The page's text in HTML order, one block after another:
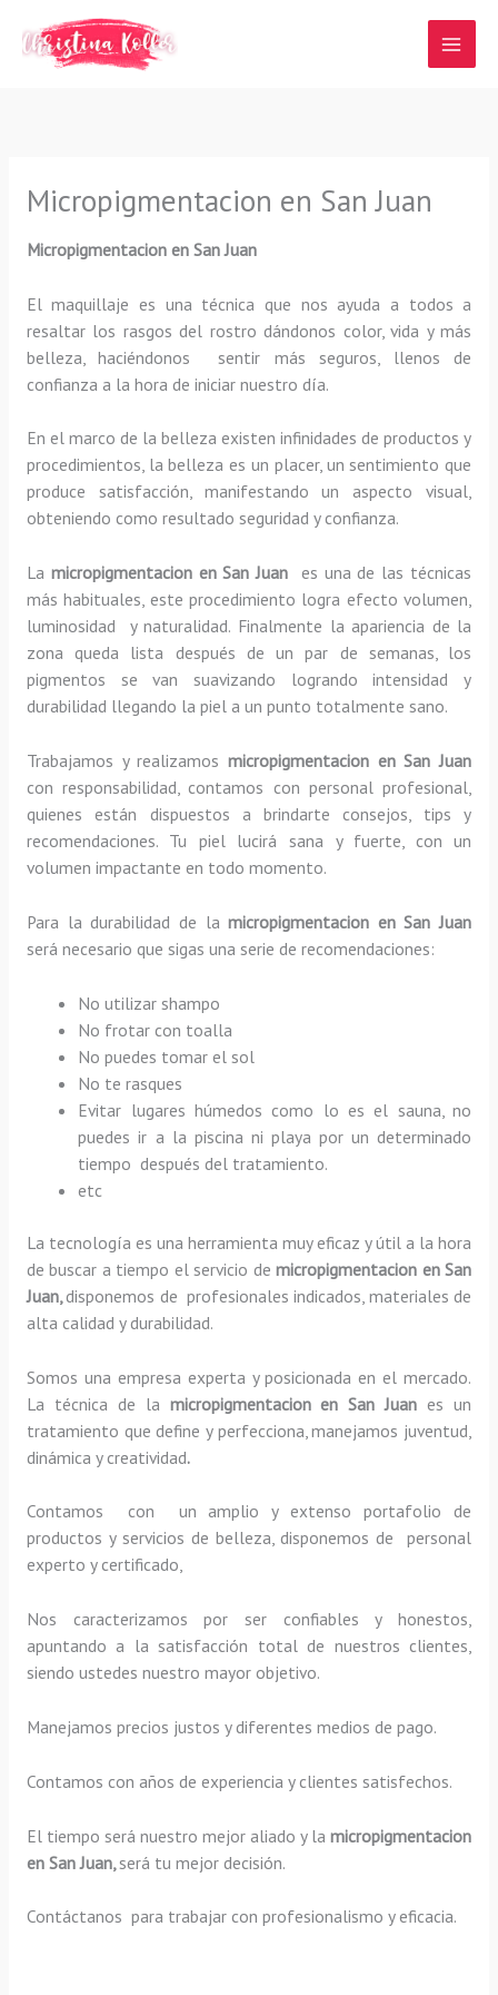
contenido
Micropigmentacion en San Juan
Micropigmentacion en San Juan
El maquillaje es una técnica que nos ayuda a todos a
resaltar los rasgos del rostro dándonos color, vida y más
belleza, haciéndonos sentir más seguros, llenos de
confianza a la hora de iniciar nuestro día.
En el marco de la belleza existen infinidades de productos y
procedimientos, la belleza es un placer, un sentimiento que
produce satisfacción, manifestando un aspecto visual,
obteniendo como resultado seguridad y confianza.
La micropigmentacion en San Juan es una de las técnicas
más habituales, este procedimiento logra efecto volumen,
luminosidad y naturalidad. Finalmente la apariencia de la
zona queda lista después de un par de semanas, los
pigmentos se van suavizando logrando intensidad y
durabilidad llegando la piel a un punto totalmente sano.
Trabajamos y realizamos micropigmentacion en San Juan
con responsabilidad, contamos con personal profesional,
quienes están dispuestos a brindarte consejos, tips y
recomendaciones. Tu piel lucirá sana y fuerte, con un
volumen impactante en todo momento.
Para la durabilidad de lamicropigmentacion en San Juan
será necesario que sigas una serie de recomendaciones:
No utilizar shampo
No frotar con toalla
No puedes tomar el sol
No te rasques
Evitar lugares húmedos como lo es el sauna, no
puedes ir a la piscina ni playa por un determinado
tiempo después del tratamiento.
etc
La tecnología es una herramienta muy eficaz y útil a la hora
de buscar a tiempo el servicio demicropigmentacion en San
Juan,disponemos de profesionales indicados, materiales de
alta calidad y durabilidad.
Somos una empresa experta y posicionada en el mercado.
La técnica de la micropigmentacion en San Juan es un
tratamiento que define y perfecciona, manejamos juventud,
dinámica y creatividad.
Contamos con un amplio y extenso portafolio de
productos y servicios de belleza, disponemos de personal
experto y certificado,
Nos caracterizamos por ser confiables y honestos,
apuntando a la satisfacción total de nuestros clientes,
siendo ustedes nuestro mayor objetivo.
Manejamos precios justos y diferentes medios de pago.
Contamos con años de experiencia y clientes satisfechos.
El tiempo será nuestro mejor aliado y lamicropigmentacion
en San Juan, será tu mejor decisión.
Contáctanos para trabajar con profesionalismo y eficacia.